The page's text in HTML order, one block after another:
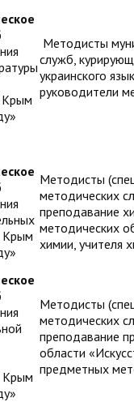
Крым
Методисты
служб,
украинского
руководители
Крым
Методисты
методических
преподавание
методических
химии, учителя
Крым
Методисты
методических
преподавание
области
предметных